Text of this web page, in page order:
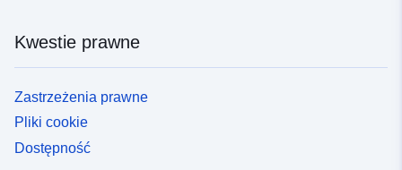
Kwestie prawne
Zastrzeżenia prawne
Pliki cookie
Dostępność